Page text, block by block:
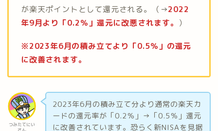
が楽天ポイントとして還元される。（→2022
年9月より「0.2％」還元に改悪されます。 ）
※2023年6月の積み立てより「0.5％」の還元
に改善されます。
つみたてにい
さん
2023年6月の積み立て分より通常の楽天カ
ードの還元率が「0.2％」→「0.5％」還元
に改善されています。恐らく新NISAを見据